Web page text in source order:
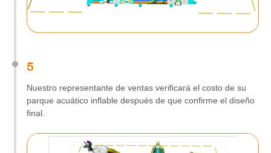
5
Nuestro representante de ventas verificará el costo de su
parque acuático inflable después de que confirme el diseño
final.